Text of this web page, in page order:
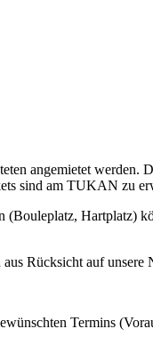
angemietet werden.
sind am TUKAN zu
Hartplatz)
Rücksicht auf
Termins